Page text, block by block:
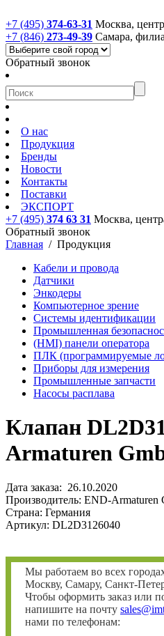
+7 (495) 374-63-31 Москва,
+7 (846) 273-49-39 Самара,
Обратный звонок
О нас
Продукция
Бренды
Новости
Контакты
Поставки
ЭКСПОРТ
+7 (495) 374 63 31 Москва,
Обратный звонок
Главная / Продукция
Кабели и провода
Датчики
Энкодеры
Компьютерное зрение
Системы идентификации
Промышленная
(HMI) панели оператора
ПЛК (программируемые
Приборы для измерения
Промышленные запчасти
Насосы расплава
Клапан
Armaturen
Дата заказа: 26.10.2020
Производитель: END-Armaturen
Страна: Германия
Артикул: DL2D3126040
Мы работаем во всех
Москву, Самару, Санкт-
Чтобы оформить заказ или
напишите на почту
нами по телефонам: